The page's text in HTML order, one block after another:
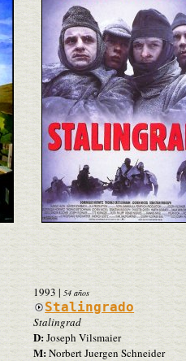
1993 | 54 años
Stalingrado
Stalingrad
D:Joseph Vilsmaier
M:Norbert Juergen Schneider